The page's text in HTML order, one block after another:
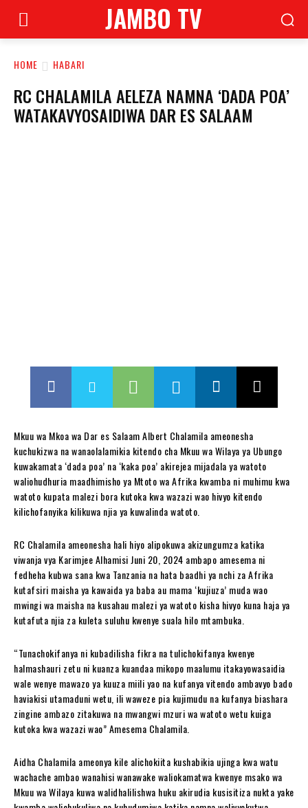
JAMBO TV
HOME HABARI
RC CHALAMILA AELEZA NAMNA ‘DADA POA’
WATAKAVYOSAIDIWA DAR ES SALAAM
Mkuu wa Mkoa wa Dar es Salaam Albert Chalamila ameonesha
kuchukizwa na wanaolalamikia kitendo cha Mkuu wa Wilaya ya Ubungo
kuwakamata ‘dada poa’ na ‘kaka poa’ akirejea mijadala ya watoto
waliohudhuria maadhimisho ya Mtoto wa Afrika kwamba ni muhimu kwa
watoto kupata malezi bora kutoka kwa wazazi wao hivyo kitendo
kilichofanyika kilikuwa njia ya kuwalinda watoto.
RC Chalamila ameonesha hali hiyo alipokuwa akizungumza katika
viwanja vya Karimjee Alhamisi Juni 20, 2024 ambapo amesema ni
fedheha kubwa sana kwa Tanzania na hata baadhi ya nchi za Afrika
kutafsiri maisha ya kawaida ya baba au mama ‘kujiuza’ muda wao
mwingi wa maisha na kusahau malezi ya watoto kisha hivyo kuna haja ya
kutafuta njia za kuleta suluhu kwenye suala hilo mtambuka.
“Tunachokifanya ni kubadilisha fikra na tulichokifanya kwenye
halmashauri zetu ni kuanza kuandaa mikopo maalumu itakayowasaidia
wale wenye mawazo ya kuuza miili yao na kufanya vitendo ambavyo bado
haviakisi utamaduni wetu, ili waweze pia kujimudu na kufanya biashara
zingine ambazo zitakuwa na mwangwi mzuri wa watoto wetu kuiga
kutoka kwa wazazi wao” Amesema Chalamila.
Aidha Chalamila ameonya kile alichokiita kushabikia ujinga kwa watu
wachache ambao wanahisi wanawake waliokamatwa kwenye msako wa
Mkuu wa Wilaya kuwa walidhalilishwa huku akirudia kusisitiza nukta yake